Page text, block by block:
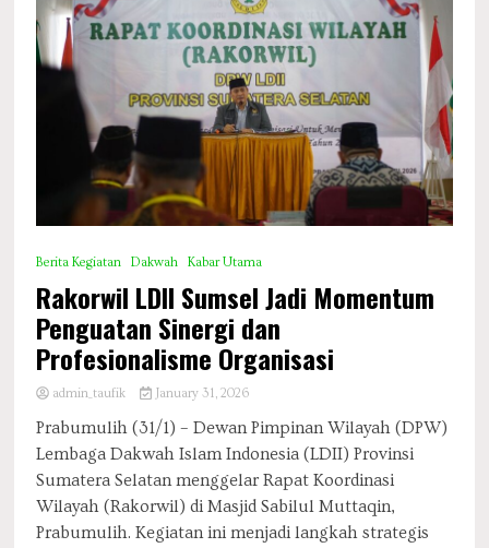
Berita Kegiatan Dakwah Kabar Utama
Rakorwil LDII Sumsel Jadi Momentum
Penguatan Sinergi dan
Profesionalisme Organisasi
admin_taufik January 31, 2026
Prabumulih (31/1) – Dewan Pimpinan Wilayah (DPW)
Lembaga Dakwah Islam Indonesia (LDII) Provinsi
Sumatera Selatan menggelar Rapat Koordinasi
Wilayah (Rakorwil) di Masjid Sabilul Muttaqin,
Prabumulih. Kegiatan ini menjadi langkah strategis